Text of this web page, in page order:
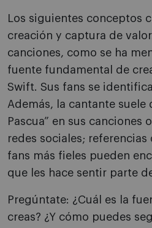
Los siguientes conceptos
creación y captura de
canciones, como se ha
fuente fundamental de
Swift. Sus fans se
Además, la cantante suele
Pascua” en sus canciones
redes sociales;
fans más fieles pueden
que les hace sentir parte
Pregúntate: ¿Cuál es la
creas? ¿Y cómo puedes